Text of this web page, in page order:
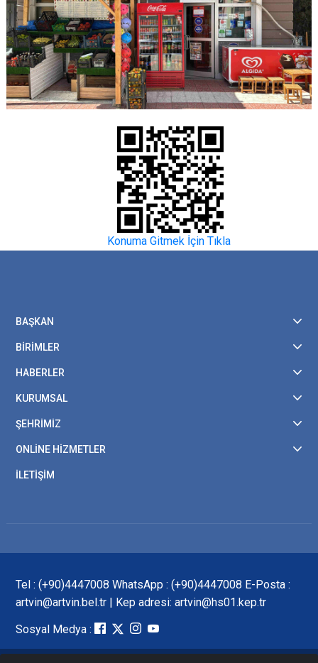
Konuma Gitmek İçin Tıkla
BAŞKAN
BİRİMLER
HABERLER
KURUMSAL
ŞEHRİMİZ
ONLİNE HİZMETLER
İLETİŞİM
Tel : (+90)4447008 WhatsApp : (+90)4447008 E-Posta :
artvin@artvin.bel.tr | Kep adresi: artvin@hs01.kep.tr
Sosyal Medya :